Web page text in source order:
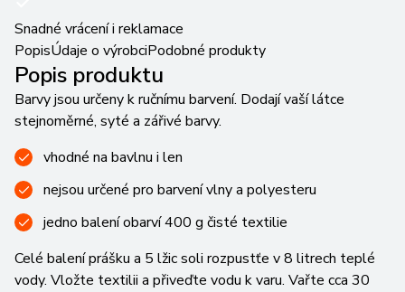
Snadné vrácení i reklamace
PopisÚdaje o výrobciPodobné produkty
Popis produktu
Barvy jsou určeny k ručnímu barvení. Dodají vaší látce
stejnoměrné, syté a zářivé barvy.
vhodné na bavlnu i len
nejsou určené pro barvení vlny a polyesteru
jedno balení obarví 400 g čisté textilie
Celé balení prášku a 5 lžic soli rozpustťe v 8 litrech teplé
vody. Vložte textilii a přiveďte vodu k varu. Vařte cca 30